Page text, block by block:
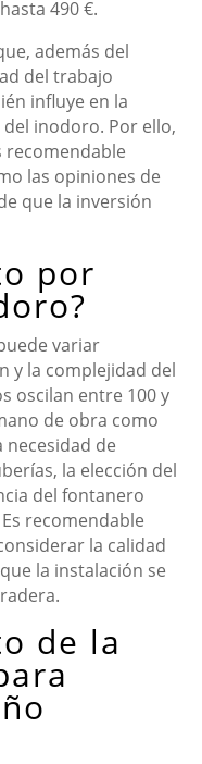
490 €.
además del
del trabajo
influye en la
inodoro. Por ello,
recomendable
las opiniones de
que la inversión
por
variar
y la complejidad del
oscilan entre 100 y
de obra como
necesidad de
la elección del
del fontanero
recomendable
la calidad
la instalación se
de la